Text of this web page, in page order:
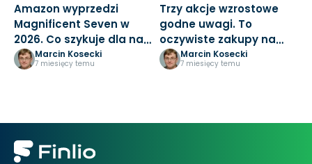
Amazon wyprzedzi
Magnificent Seven w
2026. Co szykuje dla nas
Jeff Bezos?
Marcin Kosecki
7 miesięcy temu
Trzy akcje wzrostowe
godne uwagi. To
oczywiste zakupy na
nowy rok
Marcin Kosecki
7 miesięcy temu